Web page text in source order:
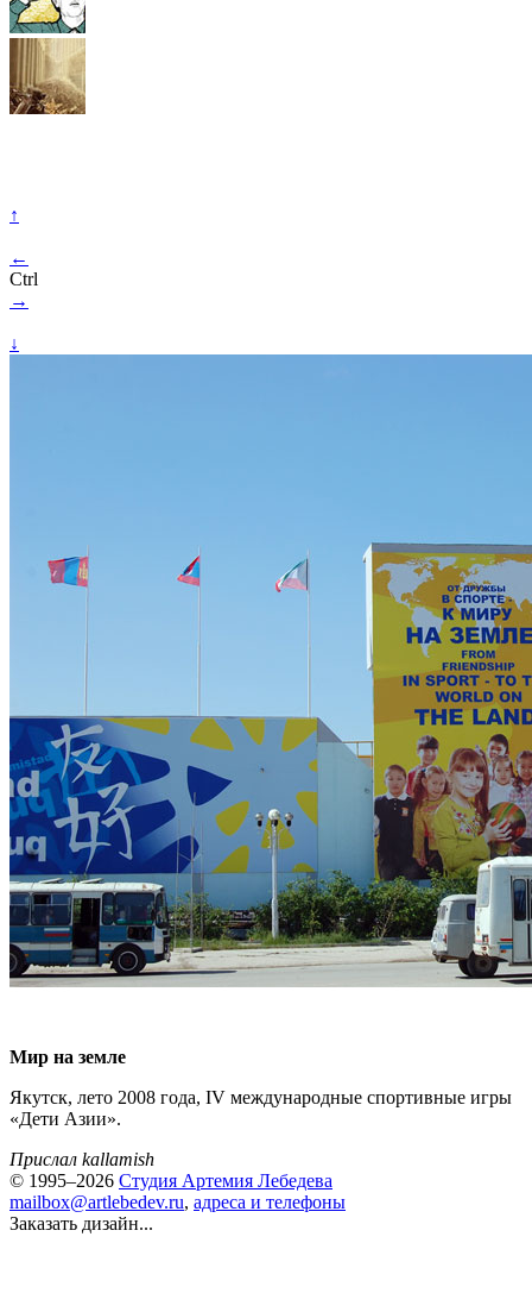
↑
←
Ctrl
→
↓
Мир на земле
Якутск, лето 2008 года, IV международные спортивные игры
«Дети Азии».
Прислал kallamish
© 1995–2026 Студия Артемия Лебедева
mailbox@artlebedev.ru, адреса и телефоны
Заказать дизайн...